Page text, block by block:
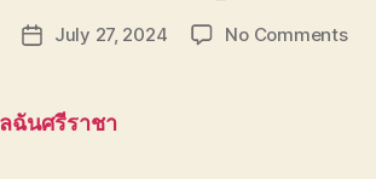
PostJuly 27, 2024 No Commentson
ฉันศรีราชา